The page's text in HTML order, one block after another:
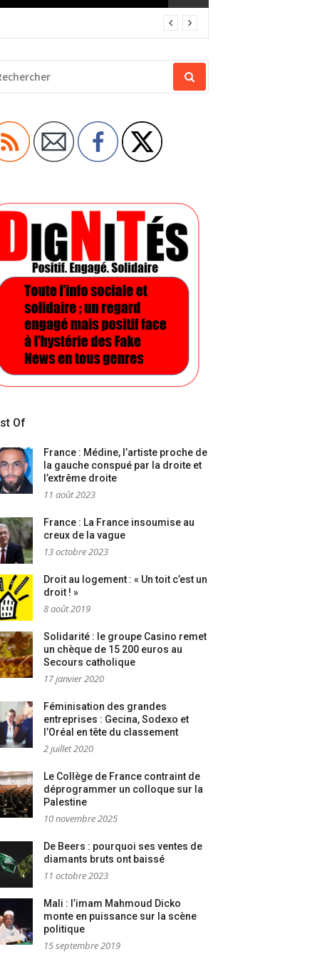
Of
France : Médine, l’artiste proche de
la gauche conspué par la droite et
l’extrême droite
11 août 2023
France : La France insoumise au
creux de la vague
13 octobre 2023
Droit au logement : « Un toit c’est un
droit ! »
8 août 2019
Solidarité : le groupe Casino remet
un chèque de 15 200 euros au
Secours catholique
17 janvier 2020
Féminisation des grandes
entreprises : Gecina, Sodexo et
l’Oréal en tête du classement
2 juillet 2020
Le Collège de France contraint de
déprogrammer un colloque sur la
Palestine
10 novembre 2025
De Beers : pourquoi ses ventes de
diamants bruts ont baissé
11 octobre 2023
Mali : l’imam Mahmoud Dicko
monte en puissance sur la scène
politique
15 septembre 2019